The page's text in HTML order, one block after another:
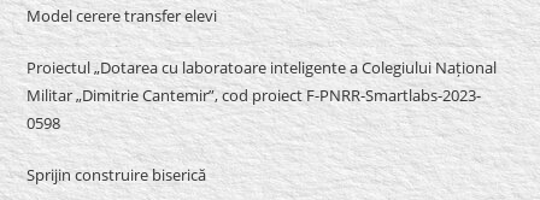
Model cerere transfer elevi
Proiectul „Dotarea cu laboratoare inteligente a Colegiului Național
Militar „Dimitrie Cantemir”, cod proiect F-PNRR-Smartlabs-2023-
0598
Sprijin construire biserică